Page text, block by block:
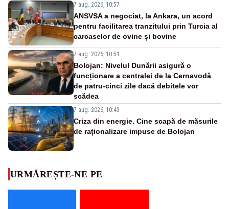
7 aug. 2026, 10:57
ANSVSA a negociat, la Ankara, un acord
pentru facilitarea tranzitului prin Turcia al
carcaselor de ovine și bovine
7 aug. 2026, 10:51
Bolojan: Nivelul Dunării asigură o
funcționare a centralei de la Cernavodă
de patru-cinci zile dacă debitele vor
scădea
7 aug. 2026, 10:43
Criza din energie. Cine scapă de măsurile
de raționalizare impuse de Bolojan
URMĂREȘTE-NE PE